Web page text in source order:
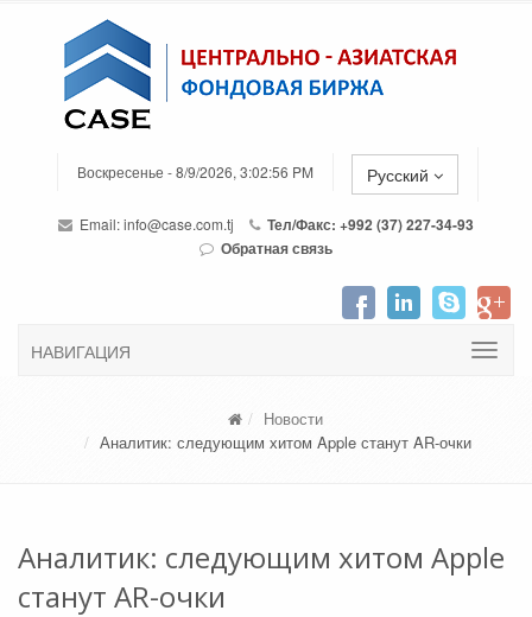
Воскресенье - 8/9/2026, 3:02:56 PM Русский
Email:info@case.com.tj
Тел/Факс: +992 (37) 227-34-93
Обратная связь
НАВИГАЦИЯ
Новости
Аналитик: следующим хитом Apple станут AR-очки
Аналитик: следующим хитом Apple
станут AR-очки